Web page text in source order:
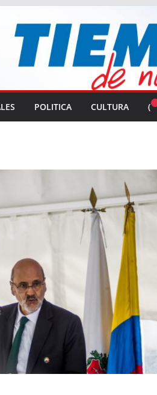
POLITICA CULTURA (